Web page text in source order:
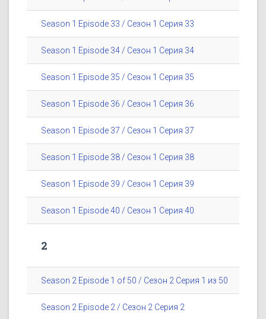
Season 1 Episode 33 / Сезон 1 Серия 33
Season 1 Episode 34 / Сезон 1 Серия 34
Season 1 Episode 35 / Сезон 1 Серия 35
Season 1 Episode 36 / Сезон 1 Серия 36
Season 1 Episode 37 / Сезон 1 Серия 37
Season 1 Episode 38 / Сезон 1 Серия 38
Season 1 Episode 39 / Сезон 1 Серия 39
Season 1 Episode 40 / Сезон 1 Серия 40
2
Season 2 Episode 1 of 50 / Сезон 2 Серия 1 из 50
Season 2 Episode 2 / Сезон 2 Серия 2